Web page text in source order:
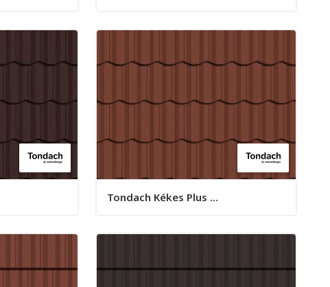
Tondach Kékes Plus ...